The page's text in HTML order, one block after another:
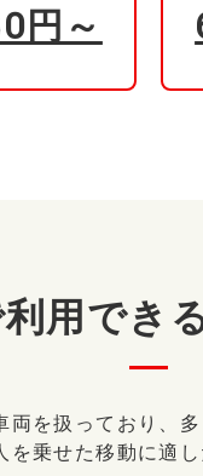
円～
利用でき
を扱っており、
乗せた移動に適